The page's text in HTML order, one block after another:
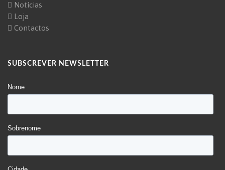
Notícias
Loja
Contactos
SUBSCREVER NEWSLETTER